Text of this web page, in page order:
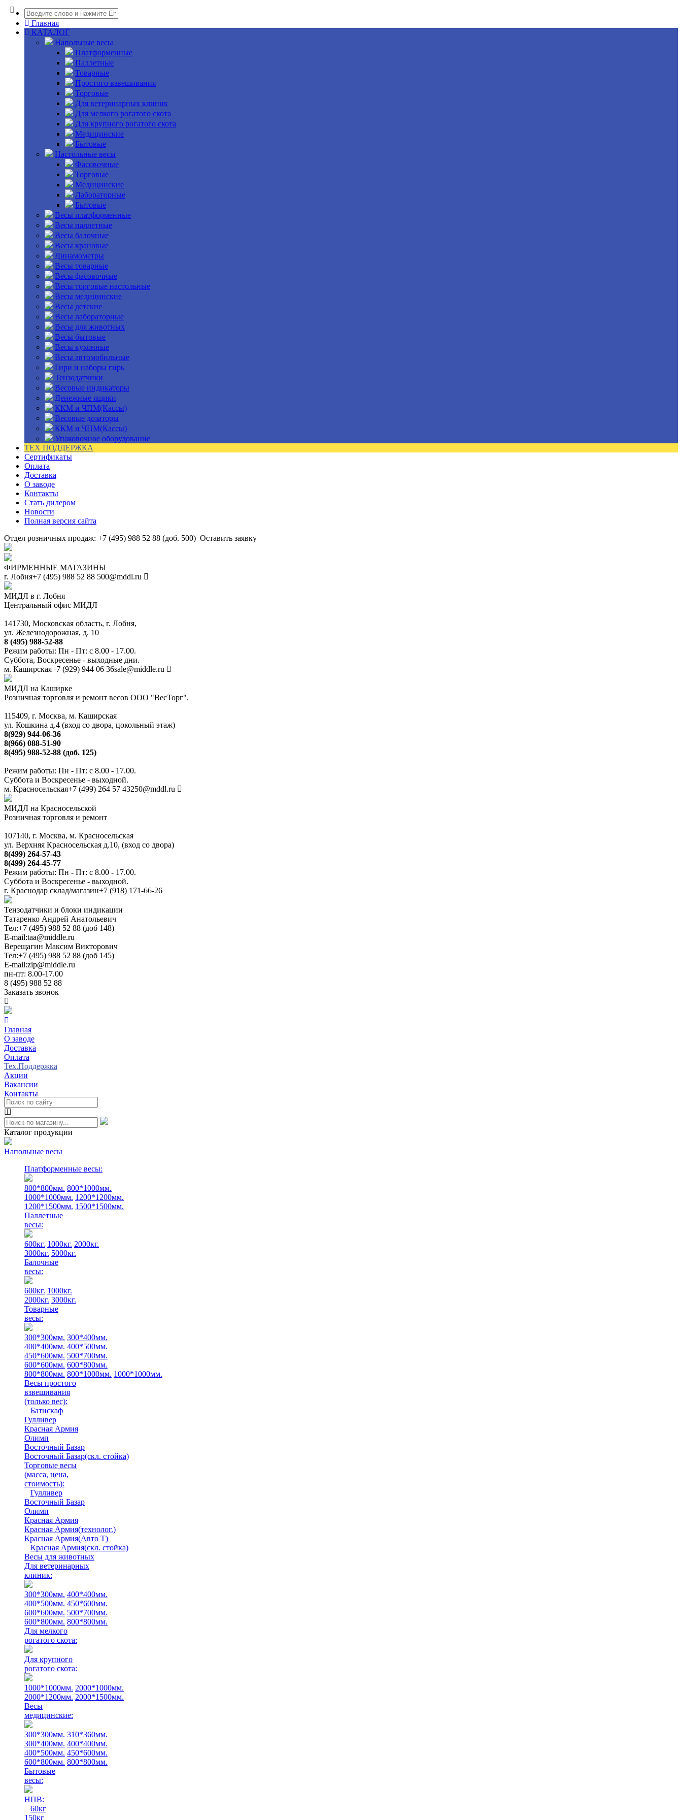
Главная
КАТАЛОГ
Напольные весы
Платформенные
Паллетные
Товарные
Простого взвешивания
Торговые
Для ветеринарных клиник
Для мелкого рогатого скота
Для крупного рогатого скота
Медицинские
Бытовые
Настольные весы
Фасовочные
Торговые
Медицинские
Лабораторные
Бытовые
Весы платформенные
Весы паллетные
Весы балочные
Весы крановые
Динамометры
Весы товарные
Весы фасовочные
Весы торговые настольные
Весы медицинские
Весы детские
Весы лабораторные
Весы для животных
Весы бытовые
Весы кухонные
Весы автомобильные
Гири и наборы гирь
Тензодатчики
Весовые индикаторы
Денежные ящики
ККМ и ЧПМ(Кассы)
Весовые дозаторы
ККМ и ЧПМ(Кассы)
Упаковочное оборудование
ТЕХ ПОДДЕРЖКА
Сертификаты
Оплата
Доставка
О заводе
Контакты
Стать дилером
Новости
Полная версия сайта
Отдел розничных продаж: +7 (495) 988 52 88 (доб. 500) Оставить заявку
ФИРМЕННЫЕ МАГАЗИНЫ
г. Лобня+7 (495) 988 52 88 500@mddl.ru
МИДЛ в г. Лобня
Центральный офис МИДЛ
141730, Московская область, г. Лобня,
ул. Железнодорожная, д. 10
8 (495) 988-52-88
Режим работы: Пн - Пт: с 8.00 - 17.00.
Суббота, Воскресенье - выходные дни.
м. Каширская+7 (929) 944 06 36sale@middle.ru
МИДЛ на Каширке
Розничная торговля и ремонт весов ООО "ВесТорг".
115409, г. Москва, м. Каширская
ул. Кошкина д.4 (вход со двора, цокольный этаж)
8(929) 944-06-36
8(966) 088-51-90
8(495) 988-52-88 (доб. 125)
Режим работы: Пн - Пт: с 8.00 - 17.00.
Суббота и Воскресенье - выходной.
м. Красносельская+7 (499) 264 57 43250@mddl.ru
МИДЛ на Красносельской
Розничная торговля и ремонт
107140, г. Москва, м. Красносельская
ул. Верхняя Красносельская д.10, (вход со двора)
8(499) 264-57-43
8(499) 264-45-77
Режим работы: Пн - Пт: с 8.00 - 17.00.
Суббота и Воскресенье - выходной.
г. Краснодар склад/магазин+7 (918) 171-66-26
Тензодатчики и блоки индикации
Татаренко Андрей Анатольевич
Тел:+7 (495) 988 52 88 (доб 148)
E-mail:taa@middle.ru
Верещагин Максим Викторович
Тел:+7 (495) 988 52 88 (доб 145)
E-mail:zip@middle.ru
пн-пт: 8.00-17.00
8 (495) 988 52 88
Заказать звонок
Главная
О заводе
Доставка
Оплата
Тех.Поддержка
Акции
Вакансии
Контакты
Каталог продукции
Напольные весы
Платформенные весы:
800*800мм. 800*1000мм.
1000*1000мм. 1200*1200мм.
1200*1500мм. 1500*1500мм.
Паллетные
весы:
600кг. 1000кг. 2000кг.
3000кг. 5000кг.
Балочные
весы:
600кг. 1000кг.
2000кг. 3000кг.
Товарные
весы:
300*300мм. 300*400мм.
400*400мм. 400*500мм.
450*600мм. 500*700мм.
600*600мм. 600*800мм.
800*800мм. 800*1000мм. 1000*1000мм.
Весы простого
взвешивания
(только вес):
Батискаф
Гулливер
Красная Армия
Олимп
Восточный Базар
Восточный Базар(скл. стойка)
Торговые весы
(масса, цена,
стоимость):
Гулливер
Восточный Базар
Олимп
Красная Армия
Красная Армия(технолог.)
Красная Армия(Авто Т)
Красная Армия(скл. стойка)
Весы для животных
Для ветеринарных
клиник:
300*300мм. 400*400мм.
400*500мм. 450*600мм.
600*600мм. 500*700мм.
600*800мм. 800*800мм.
Для мелкого
рогатого скота:
Для крупного
рогатого скота:
1000*1000мм. 2000*1000мм.
2000*1200мм. 2000*1500мм.
Весы
медицинские:
300*300мм. 310*360мм.
300*400мм. 400*400мм.
400*500мм. 450*600мм.
600*800мм. 800*800мм.
Бытовые
весы:
НПВ:
60кг
150кг